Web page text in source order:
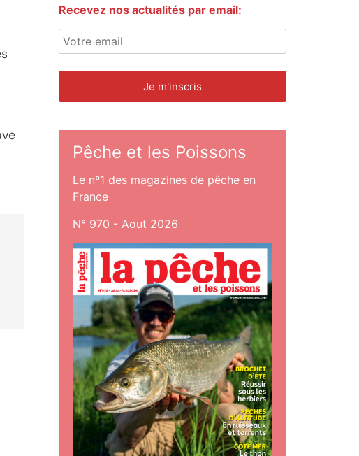
Recevez nos actualités par email:
Pêche et les Poissons
Le nº1 des magazines de pêche en
France
N° 970 - Aout 2026